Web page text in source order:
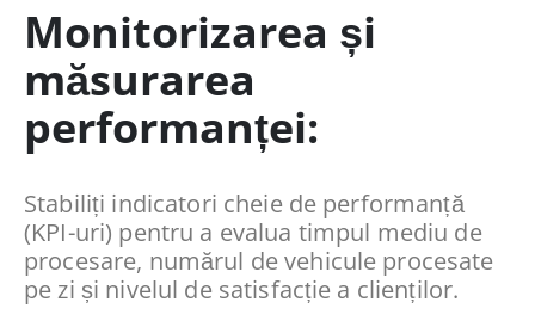
Monitorizarea și
măsurarea
performanței:
Stabiliți indicatori cheie de performanță
(KPI-uri) pentru a evalua timpul mediu de
procesare, numărul de vehicule procesate
pe zi și nivelul de satisfacție a clienților.